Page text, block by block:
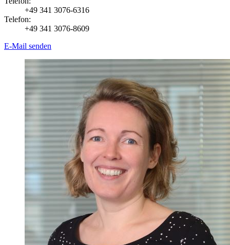
+49 341 3076-6316
Telefon:
+49 341 3076-8609
E-Mail senden